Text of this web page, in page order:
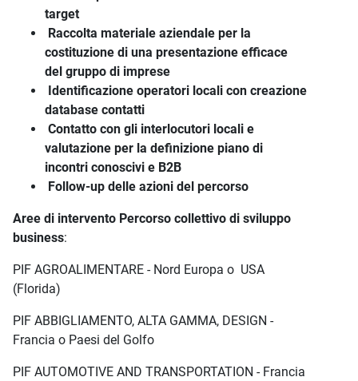
target
Raccolta materiale aziendale per la
costituzione di una presentazione efficace
del gruppo di imprese
Identificazione operatori locali con creazione
database contatti
Contatto con gli interlocutori locali e
valutazione per la definizione piano di
incontri conoscivi e B2B
Follow-up delle azioni del percorso
Aree di intervento Percorso collettivo di sviluppo
business:
PIF AGROALIMENTARE - Nord Europa o USA
(Florida)
PIF ABBIGLIAMENTO, ALTA GAMMA, DESIGN -
Francia o Paesi del Golfo
PIF AUTOMOTIVE AND TRANSPORTATION - Francia